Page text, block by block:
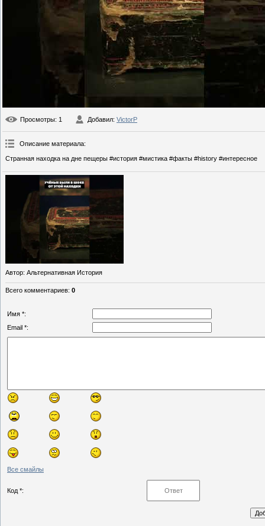
Просмотры: 1 Добавил: VictorP
Описание материала:
Странная находка на дне пещеры #история #мистика #факты #history #интересное
Автор: Альтернативная История
Всего комментариев: 0
Имя *:
Email *:
Все смайлы
Код *: